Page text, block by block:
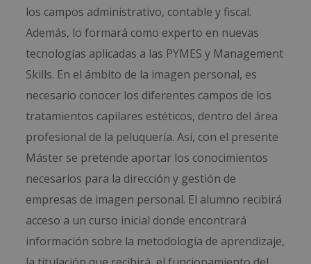
los campos administrativo, contable y fiscal.
Además, lo formará como experto en nuevas
tecnologías aplicadas a las PYMES y Management
Skills. En el ámbito de la imagen personal, es
necesario conocer los diferentes campos de los
tratamientos capilares estéticos, dentro del área
profesional de la peluquería. Así, con el presente
Máster se pretende aportar los conocimientos
necesarios para la dirección y gestión de
empresas de imagen personal. El alumno recibirá
acceso a un curso inicial donde encontrará
información sobre la metodología de aprendizaje,